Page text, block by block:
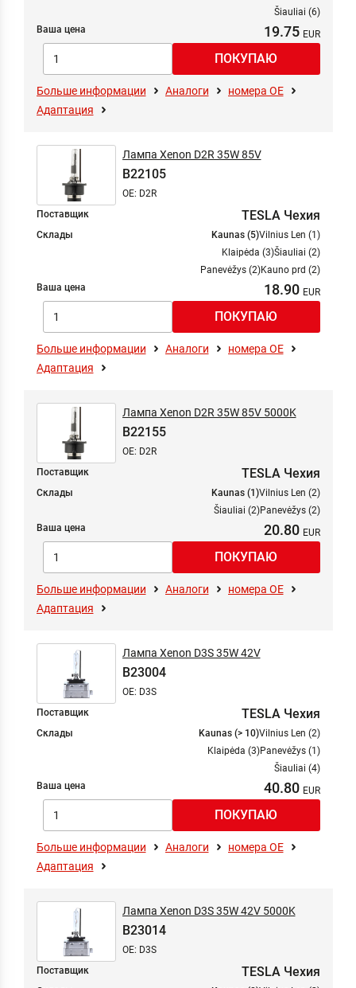
Šiauliai (6)
Ваша цена
19.75
Больше информации Аналоги
номера ОЕ
Адаптация
Лампа Xenon D2R 35W 85V
B22105
OE: D2R
Поставщик
TESLA Чехия
Склады Kaunas (5)Vilnius Len (1)
Klaipėda (3)Šiauliai (2)
Panevėžys (2)Kauno prd (2)
Ваша цена
18.90
Больше информации Аналоги
номера ОЕ
Адаптация
Лампа Xenon D2R 35W 85V 5000K
B22155
OE: D2R
Поставщик
TESLA Чехия
Склады Kaunas (1)Vilnius Len (2)
Šiauliai (2)Panevėžys (2)
Ваша цена
20.80
Больше информации Аналоги
номера ОЕ
Адаптация
Лампа Xenon D3S 35W 42V
B23004
OE: D3S
Поставщик
TESLA Чехия
Склады Kaunas (> 10)Vilnius Len (2)
Klaipėda (3)Panevėžys (1)
Šiauliai (4)
Ваша цена
40.80
Больше информации Аналоги
номера ОЕ
Адаптация
Лампа Xenon D3S 35W 42V 5000K
B23014
OE: D3S
Поставщик
TESLA Чехия